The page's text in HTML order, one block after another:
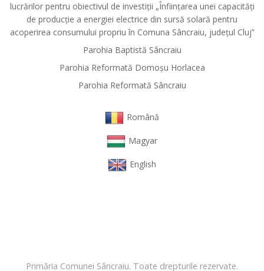
lucrărilor pentru obiectivul de investiții „Înființarea unei capacități
de producție a energiei electrice din sursă solară pentru
acoperirea consumului propriu în Comuna Sâncraiu, județul Cluj”
Parohia Baptistă Sâncraiu
Parohia Reformată Domoşu Horlacea
Parohia Reformată Sâncraiu
Română
Magyar
English
Primăria Comunei Sâncraiu. Toate drepturile rezervate.